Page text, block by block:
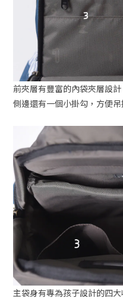
前夾層有豐富的內袋夾層設
側邊還有一個小掛勾，方便
主袋身有專為孩子設計的四